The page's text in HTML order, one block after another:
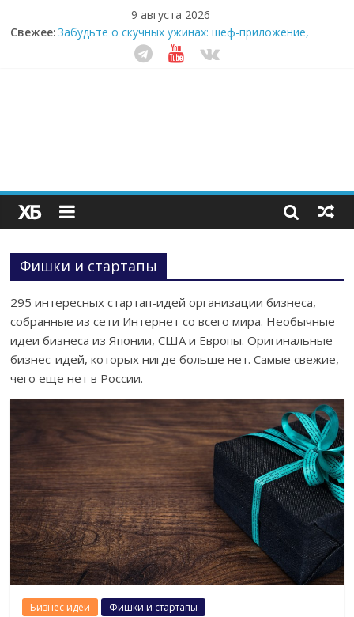
9 августа 2026
Свежее:Забудьте о скучных ужинах: шеф-приложение,
которое видит вашу еду насквозь
Небо зовёт: как бизнес на полётах дронов и
Секрет супергидратации: почему кокосовая вода с
пребиотиками становится главным трендом
здорового питания
Фишки и стартапы
295 интересных стартап-идей организации бизнеса,
собранные из сети Интернет со всего мира. Необычные
идеи бизнеса из Японии, США и Европы. Оригинальные
бизнес-идей, которых нигде больше нет. Самые свежие,
чего еще нет в России.
Бизнес идеи Фишки и стартапы